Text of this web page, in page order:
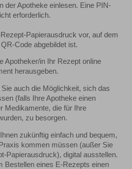
der Apotheke einlesen. Eine PIN-
erforderlich.
Papierausdruck vor, auf dem
Code abgebildet ist.
Apotheker/in Ihr Rezept online
herausgeben.
auch die Möglichkeit, sich das
(falls Ihre Apotheke einen
Medikamente, die für Ihre
zu besorgen.
zukünftig einfach und bequem,
kommen müssen (außer Sie
Papierausdruck), digital ausstellen.
Bestellen eines E-Rezepts einen